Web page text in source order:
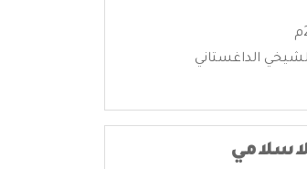
الداغستاني